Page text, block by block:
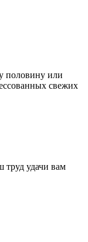
половину или
свежих
труд удачи вам